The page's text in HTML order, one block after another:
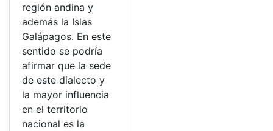
región andina y
además la Islas
Galápagos. En este
sentido se podría
afirmar que la sede
de este dialecto y
la mayor influencia
en el territorio
nacional es la